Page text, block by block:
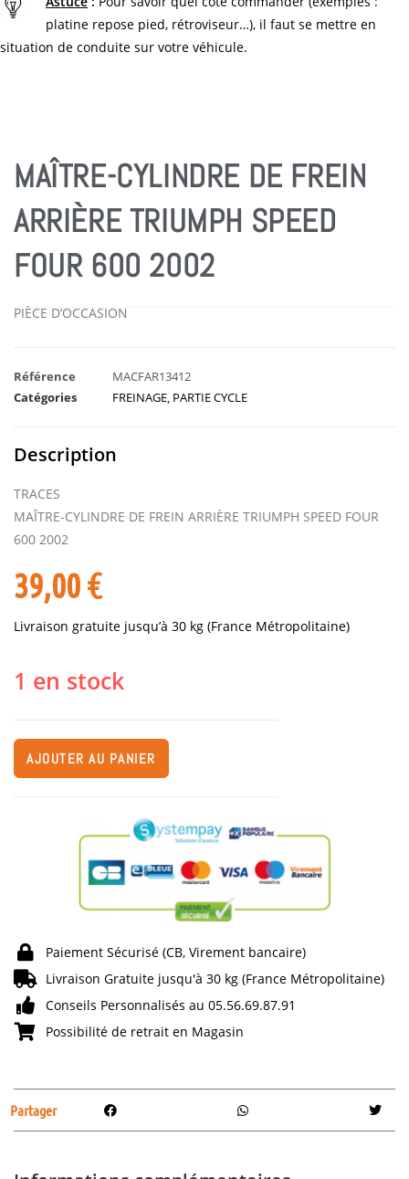
platine repose pied, rétroviseur…), il faut se mettre en
situation de conduite sur votre véhicule.
MAÎTRE-CYLINDRE DE FREIN
ARRIÈRE TRIUMPH SPEED
FOUR 600 2002
PIÈCE D’OCCASION
Référence
MACFAR13412
Catégories
FREINAGE PARTIE CYCLE
Description
TRACES
MAÎTRE-CYLINDRE DE FREIN ARRIÈRE TRIUMPH SPEED FOUR
600 2002
39,00€
Livraison gratuite jusqu’à 30 kg (France Métropolitaine)
1 en stock
AJOUTER AU PANIER
Paiement Sécurisé (CB, Virement bancaire)
Livraison Gratuite jusqu'à 30 kg (France Métropolitaine)
Conseils Personnalisés au 05.56.69.87.91
Possibilité de retrait en Magasin
Partager